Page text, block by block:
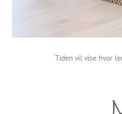
Tiden vil vise hvor